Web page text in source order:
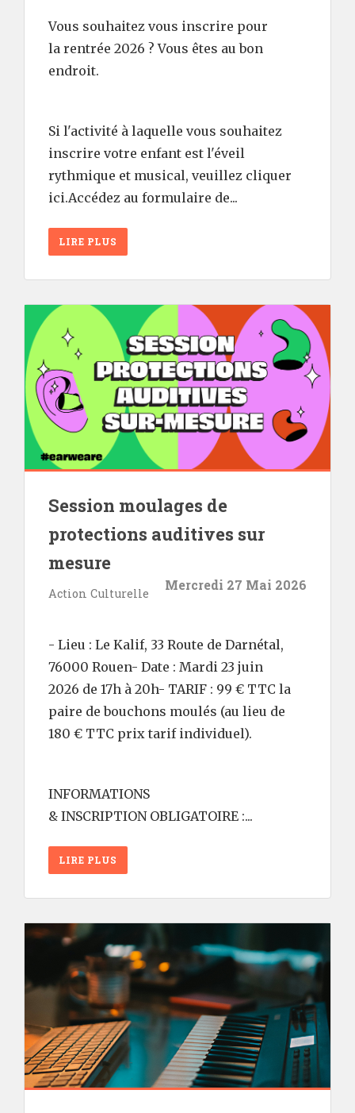
Vous souhaitez vous inscrire pour
la rentrée 2026 ? Vous êtes au bon
endroit.
Si l'activité à laquelle vous souhaitez
inscrire votre enfant est l'éveil
rythmique et musical, veuillez cliquer
ici.Accédez au formulaire de...
LIRE PLUS
Session moulages de
protections auditives sur
mesure
Action Culturelle
Mercredi 27 Mai 2026
- Lieu : Le Kalif, 33 Route de Darnétal,
76000 Rouen- Date : Mardi 23 juin
2026 de 17h à 20h- TARIF : 99 € TTC la
paire de bouchons moulés (au lieu de
180 € TTC prix tarif individuel).
INFORMATIONS
& INSCRIPTION OBLIGATOIRE :...
LIRE PLUS